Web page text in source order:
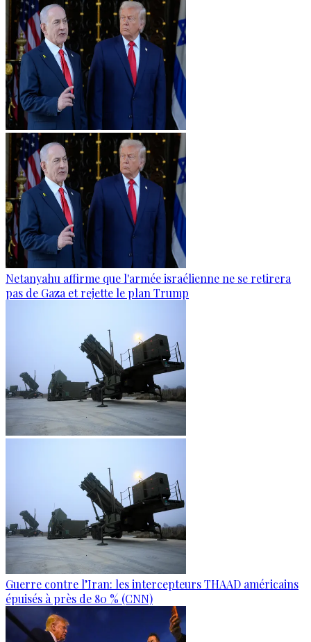
Netanyahu affirme que l'armée israélienne ne se retirera
pas de Gaza et rejette le plan Trump
Guerre contre l’Iran: les intercepteurs THAAD américains
épuisés à près de 80 % (CNN)